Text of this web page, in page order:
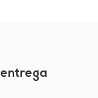
entrega